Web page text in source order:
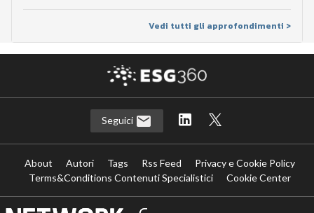
Vedi tutti gli approfondimenti >
Seguici
About Autori Tags Rss Feed
Privacy e Cookie Policy
Terms&Conditions Contenuti Specialistici
Cookie Center